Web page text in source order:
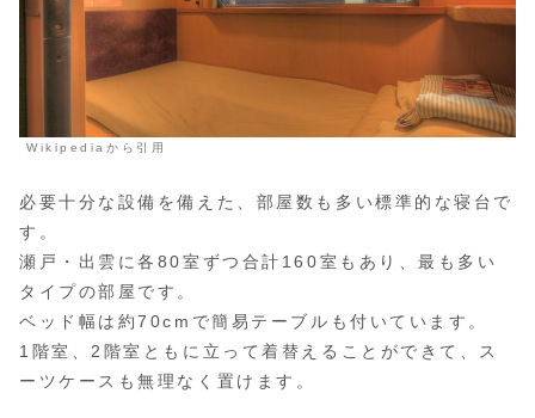
Wikipediaから引用
必要十分な設備を備えた、部屋数も多い標準的な寝台で
す。
瀬戸・出雲に各80室ずつ合計160室もあり、最も多い
タイプの部屋です。
ベッド幅は約70cmで簡易テーブルも付いています。
1階室、2階室ともに立って着替えることができて、ス
ーツケースも無理なく置けます。